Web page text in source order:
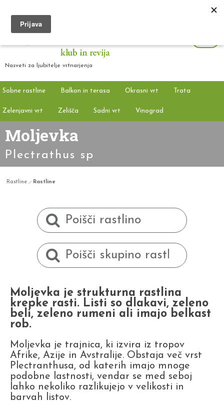
Nasveti za ljubitelje vrtnarjenja
Sobne rastline Balkon in terasa Okrasni vrt Trata
Zelenjavni vrt Zelišča Sadni vrt Vinograd
Moljevka
Plectrathus sp
Rastline Rastline
Moljevka je strukturna rastlina
krepke rasti. Listi so dlakavi, zeleno
beli, zeleno rumeni ali imajo belkast
rob.
Moljevka je trajnica, ki izvira iz tropov
Afrike, Azije in Avstralije. Obstaja več vrst
Plectranthusa, od katerih imajo mnoge
podobne lastnosti, vendar se med seboj
lahko nekoliko razlikujejo v velikosti in
barvah listov.